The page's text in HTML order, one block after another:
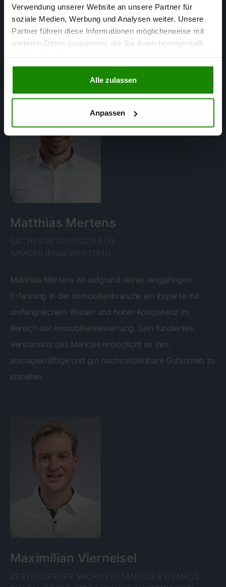
Verwendung unserer Website an unsere Partner für
soziale Medien, Werbung und Analysen weiter. Unsere
Partner führen diese Informationen möglicherweise mit
weiteren Daten zusammen, die Sie ihnen bereitgestellt
gesammelt haben.
Alle zulassen
Anpassen
in Ihrer Region
Matthias Mertens
Matthias Mertens ist aufgrund seiner langjährigen
Erfahrung in der Immobilienbranche ein Experte mit
umfangreichem Wissen und hoher Kompetenz im
Bereich der Immobilienbewertung. Sein fundiertes
Verständnis des Marktes ermöglicht es ihm,
aussagekräftige und gut nachvollziehbare Gutachten zu
erstellen.
Maximilian Vierneisel